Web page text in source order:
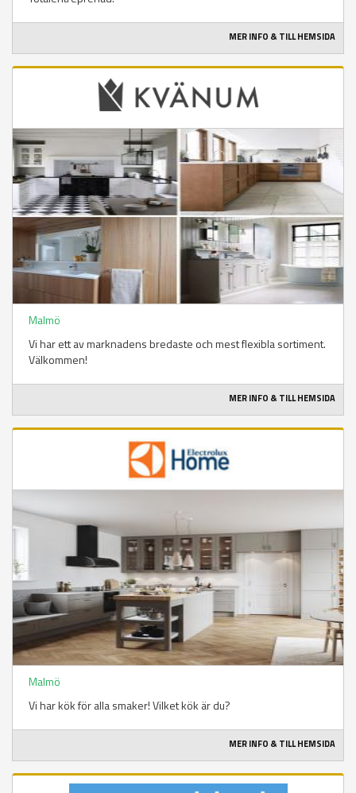
MER INFO & TILL HEMSIDA
Malmö
Vi har ett av marknadens bredaste och mest flexibla sortiment.
Välkommen!
MER INFO & TILL HEMSIDA
Malmö
Vi har kök för alla smaker! Vilket kök är du?
MER INFO & TILL HEMSIDA